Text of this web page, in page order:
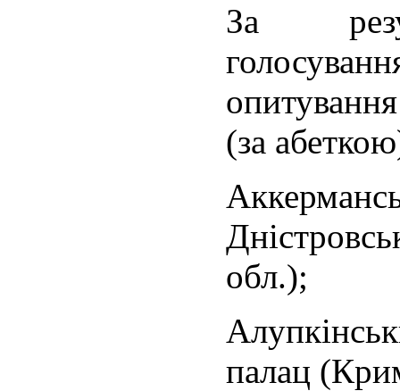
За
(за
обл.);
палац